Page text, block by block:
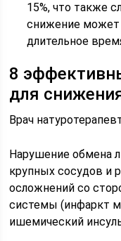
15%, что также
снижение может
длительное
8
для
Врач
Нарушение обмена
крупных сосудов и
осложнений со
системы (инфаркт
ишемический